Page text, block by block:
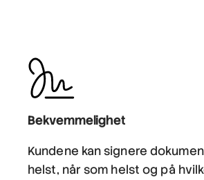
Bekvemmelighet
Kundene kan signere
helst, når som helst og på